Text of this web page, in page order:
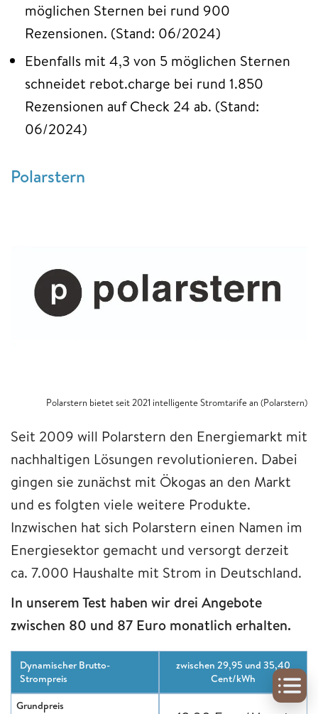
möglichen Sternen bei rund 900
Rezensionen. (Stand: 06/2024)
Ebenfalls mit 4,3 von 5 möglichen Sternen
schneidet rebot.charge bei rund 1.850
Rezensionen auf Check 24 ab. (Stand:
06/2024)
Polarstern
Polarstern bietet seit 2021 intelligente Stromtarife an (Polarstern)
Seit 2009 will Polarstern den Energiemarkt mit
nachhaltigen Lösungen revolutionieren. Dabei
gingen sie zunächst mit Ökogas an den Markt
und es folgten viele weitere Produkte.
Inzwischen hat sich Polarstern einen Namen im
Energiesektor gemacht und versorgt derzeit
ca. 7.000 Haushalte mit Strom in Deutschland.
In unserem Test haben wir drei Angebote
zwischen 80 und 87 Euro monatlich erhalten.
Dynamischer Brutto-
Strompreis
zwischen 29,95 und 35,40
Cent/kWh
Grundpreis